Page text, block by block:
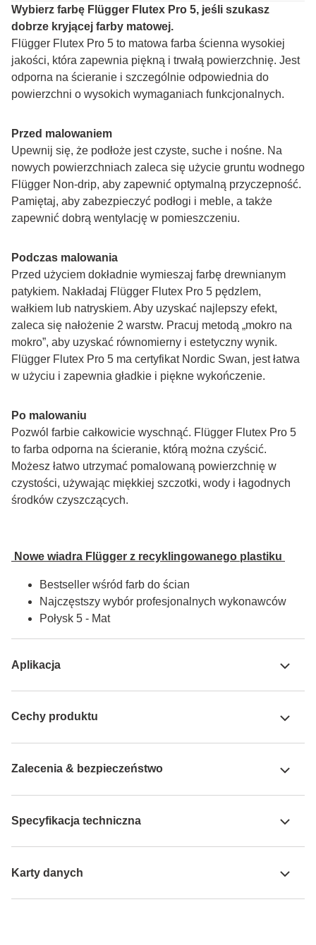
Wybierz farbę Flügger Flutex Pro 5, jeśli szukasz
dobrze kryjącej farby matowej.
Flügger Flutex Pro 5 to matowa farba ścienna wysokiej
jakości, która zapewnia piękną i trwałą powierzchnię. Jest
odporna na ścieranie i szczególnie odpowiednia do
powierzchni o wysokich wymaganiach funkcjonalnych.
Przed malowaniem
Upewnij się, że podłoże jest czyste, suche i nośne. Na
nowych powierzchniach zaleca się użycie gruntu wodnego
Flügger Non-drip, aby zapewnić optymalną przyczepność.
Pamiętaj, aby zabezpieczyć podłogi i meble, a także
zapewnić dobrą wentylację w pomieszczeniu.
Podczas malowania
Przed użyciem dokładnie wymieszaj farbę drewnianym
patykiem. Nakładaj Flügger Flutex Pro 5 pędzlem,
wałkiem lub natryskiem. Aby uzyskać najlepszy efekt,
zaleca się nałożenie 2 warstw. Pracuj metodą „mokro na
mokro”, aby uzyskać równomierny i estetyczny wynik.
Flügger Flutex Pro 5 ma certyfikat Nordic Swan, jest łatwa
w użyciu i zapewnia gładkie i piękne wykończenie.
Po malowaniu
Pozwól farbie całkowicie wyschnąć. Flügger Flutex Pro 5
to farba odporna na ścieranie, którą można czyścić.
Możesz łatwo utrzymać pomalowaną powierzchnię w
czystości, używając miękkiej szczotki, wody i łagodnych
środków czyszczących.
Nowe wiadra Flügger z recyklingowanego plastiku
Bestseller wśród farb do ścian
Najczęstszy wybór profesjonalnych wykonawców
Połysk 5 - Mat
Aplikacja
Cechy produktu
Zalecenia & bezpieczeństwo
Specyfikacja techniczna
Karty danych